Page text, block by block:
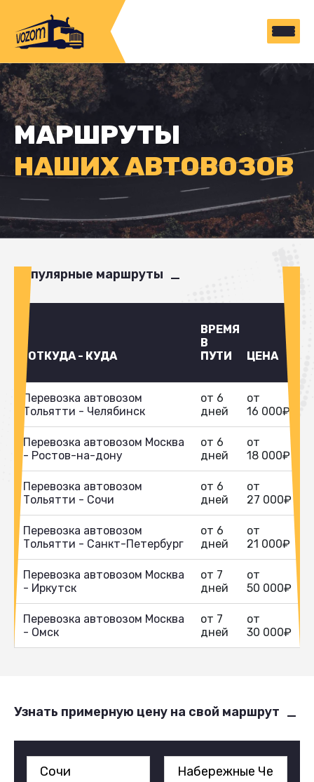
МАРШРУТЫ
НАШИХ АВТОВОЗОВ
Популярные маршруты
ОТКУДА - КУДА
ВРЕМЯ
В
ПУТИ
ЦЕНА
Перевозка автовозом
Тольятти - Челябинск
от 6
дней
от
16 000₽
Перевозка автовозом Москва
- Ростов-на-дону
от 6
дней
от
18 000₽
Перевозка автовозом
Тольятти - Сочи
от 6
дней
от
27 000₽
Перевозка автовозом
Тольятти - Санкт-Петербург
от 6
дней
от
21 000₽
Перевозка автовозом Москва
- Иркутск
от 7
дней
от
50 000₽
Перевозка автовозом Москва
- Омск
от 7
дней
от
30 000₽
Узнать примерную цену на свой маршрут